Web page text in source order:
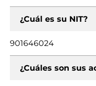
¿Cuál es su NIT?
901646024
¿Cuáles son sus